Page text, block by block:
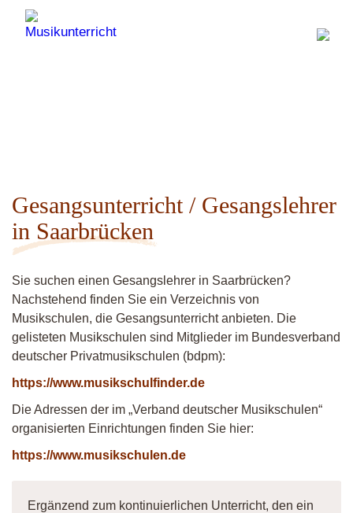
Gesangsunterricht / Gesangslehrer
in Saarbrücken
Sie suchen einen Gesangslehrer in Saarbrücken?
Nachstehend finden Sie ein Verzeichnis von
Musikschulen, die Gesangsunterricht anbieten. Die
gelisteten Musikschulen sind Mitglieder im Bundesverband
deutscher Privatmusikschulen (bdpm):
https://www.musikschulfinder.de
Die Adressen der im „Verband deutscher Musikschulen“
organisierten Einrichtungen finden Sie hier:
https://www.musikschulen.de
Ergänzend zum kontinuierlichen Unterricht, den ein